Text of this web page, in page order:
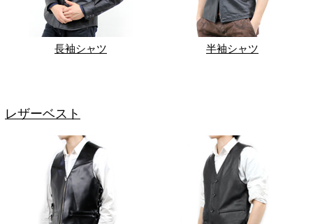
長袖シャツ 半袖シャツ
レザーベスト